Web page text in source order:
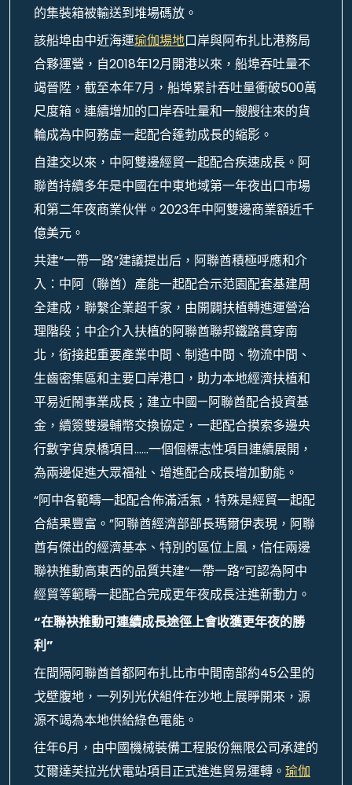
的集裝箱被輸送到堆場碼放。
該船埠由中近海運瑜伽場地口岸與阿布扎比港務局
合夥運營，自2018年12月開港以來，船埠吞吐量不
竭晉陞，截至本年7月，船埠累計吞吐量衝破500萬
尺度箱。連續增加的口岸吞吐量和一艘艘往來的貨
輪成為中阿務虛一起配合蓬勃成長的縮影。
自建交以來，中阿雙邊經貿一起配合疾速成長。阿
聯酋持續多年是中國在中東地域第一年夜出口市場
和第二年夜商業伙伴。2023年中阿雙邊商業額近千
億美元。
共建“一帶一路”建議提出后，阿聯酋積極呼應和介
入：中阿（聯酋）產能一起配合示范園配套基建周
全建成，聯繫企業超千家，由開闢扶植轉進運營治
理階段；中企介入扶植的阿聯酋聯邦鐵路貫穿南
北，銜接起重要產業中間、制造中間、物流中間、
生齒密集區和主要口岸港口，助力本地經濟扶植和
平易近鬧事業成長；建立中國—阿聯酋配合投資基
金，續簽雙邊輔幣交換協定，一起配合摸索多邊央
行數字貨泉橋項目……一個個標志性項目連續展開，
為兩邊促進大眾福祉、增進配合成長增加動能。
“阿中各範疇一起配合佈滿活氣，特殊是經貿一起配
合結果豐富。”阿聯酋經濟部部長瑪爾伊表現，阿聯
酋有傑出的經濟基本、特別的區位上風，信任兩邊
聯袂推動高東西的品質共建“一帶一路”可認為阿中
經貿等範疇一起配合完成更年夜成長注進新動力。
“在聯袂推動可連續成長途徑上會收獲更年夜的勝
利”
在間隔阿聯酋首都阿布扎比市中間南部約45公里的
戈壁腹地，一列列光伏組件在沙地上展睜開來，源
源不竭為本地供給綠色電能。
往年6月，由中國機械裝備工程股份無限公司承建的
艾爾達芙拉光伏電站項目正式進進貿易運轉。 瑜伽